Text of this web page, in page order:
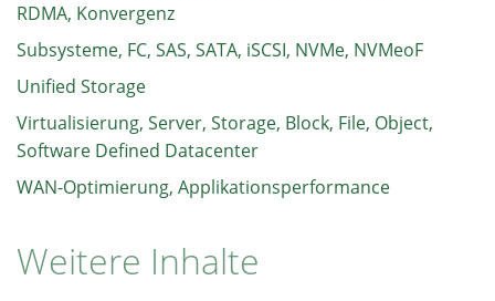
RDMA, Konvergenz
Subsysteme, FC, SAS, SATA, iSCSI, NVMe, NVMeoF
Unified Storage
Virtualisierung, Server, Storage, Block, File, Object,
Software Defined Datacenter
WAN-Optimierung, Applikationsperformance
Weitere Inhalte